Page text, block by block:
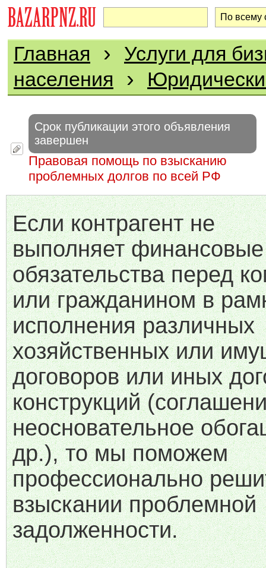
Главная › Услуги для
населения
›
Срок публикации этого объявления
завершен
Правовая помощь по взысканию
проблемных долгов по всей РФ
Если контрагент не
выполняет финансовые
обязательства перед
или гражданином в
исполнения различных
хозяйственных или
договоров или иных
конструкций
неосновательное
др.), то мы поможем
профессионально
взыскании проблемной
задолженности.